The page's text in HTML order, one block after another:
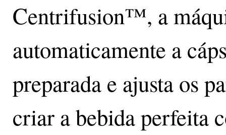
Centrifusion™, a
automaticamente a
preparada e ajusta os
criar a bebida perfeita